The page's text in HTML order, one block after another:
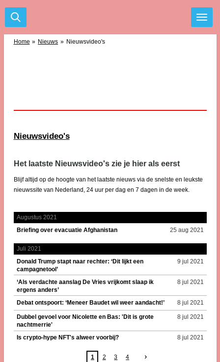
Ga
direct
Home » Nieuws » Nieuwsvideo's
Nieuwsvideo's
Het laatste Nieuwsvideo's zie je hier als eerst
Blijf altijd op de hoogte van het laatste nieuws via de snelste en leukste
nieuwssite van Nederland, 24 uur per dag en 7 dagen in de week.
Augustus 2021
Briefing over evacuatie Afghanistan
25 aug 2021
Juli 2021
Donald Trump stapt naar rechter: ‘Dit lijkt een
campagnetool’
9 jul 2021
‘Als verdachte aanslag De Vries vrijkomt slaap ik
ergens anders’
8 jul 2021
Debat ontspoort: ‘Meneer Baudet wil weer aandacht!’ 8 jul 2021
Dubbel gevoel voor Nicolette en Bas: 'Dit is grote
nachtmerrie'
8 jul 2021
Is crypto-hype NFT's alweer voorbij? 8 jul 2021
1 2 3 4